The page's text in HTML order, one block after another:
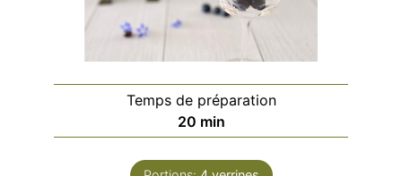
Temps de préparation
20minutes
min